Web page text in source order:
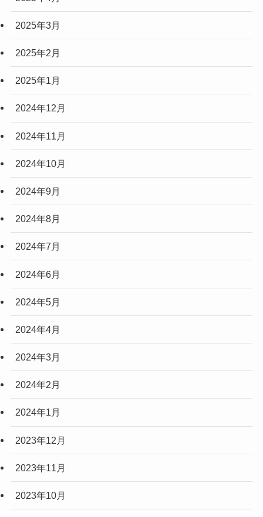
2025年3月
2025年2月
2025年1月
2024年12月
2024年11月
2024年10月
2024年9月
2024年8月
2024年7月
2024年6月
2024年5月
2024年4月
2024年3月
2024年2月
2024年1月
2023年12月
2023年11月
2023年10月